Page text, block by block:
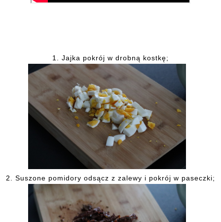
1. Jajka pokrój w drobną kostkę;
2. Suszone pomidory odsącz z zalewy i pokrój w paseczki;